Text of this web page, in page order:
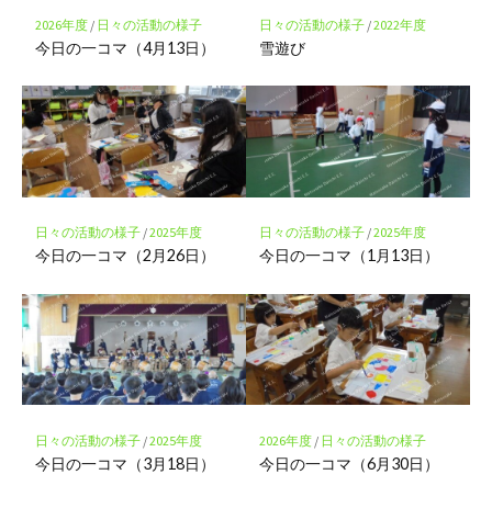
存
2026年度/ 日々の活動の様子
今日の一コマ（4月13日）
日々の活動の様子/2022年度
雪遊び
日々の活動の様子/2025年度
今日の一コマ（2月26日）
日々の活動の様子/2025年度
今日の一コマ（1月13日）
日々の活動の様子/2025年度
今日の一コマ（3月18日）
2026年度/ 日々の活動の様子
今日の一コマ（6月30日）